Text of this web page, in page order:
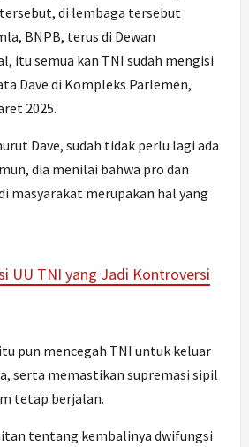
di lembaga tersebut
BNPB, terus di Dewan
itu semua kan TNI sudah mengisi
Dave di Kompleks Parlemen,
2025.
Dave, sudah tidak perlu lagi ada
dia menilai bahwa pro dan
masyarakat merupakan hal yang
UU TNI yang Jadi Kontroversi
pun mencegah TNI untuk keluar
serta memastikan supremasi sipil
tetap berjalan.
tentang kembalinya dwifungsi